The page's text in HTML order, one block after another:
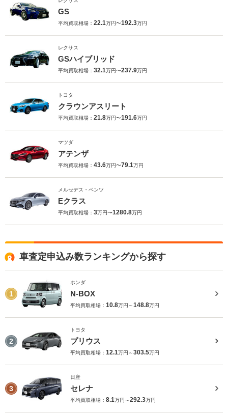
GS
平均買取相場： 22.1万円〜192.3万円
レクサス
GSハイブリッド
平均買取相場： 32.1万円〜237.9万円
トヨタ
クラウンアスリート
平均買取相場： 21.8万円〜191.6万円
マツダ
アテンザ
平均買取相場： 43.6万円〜79.1万円
メルセデス・ベンツ
Eクラス
平均買取相場： 3万円〜1280.8万円
車査定申込み数ランキングから探す
1
ホンダ
N-BOX
平均買取相場： 10.8万円～148.8万円
2
トヨタ
プリウス
平均買取相場： 12.1万円～303.5万円
3
日産
セレナ
平均買取相場： 8.1万円～292.3万円